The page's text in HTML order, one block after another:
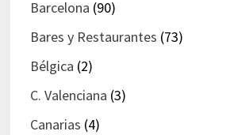
Barcelona (90)
Bares y Restaurantes (73)
Bélgica (2)
C. Valenciana (3)
Canarias (4)